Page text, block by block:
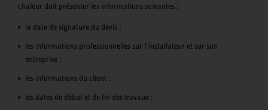
chaleur doit présenter les informations suivantes :
la date de signature du devis ;
les informations professionnelles sur l’installateur et sur son
entreprise ;
les informations du client ;
les dates de début et de fin des travaux ;